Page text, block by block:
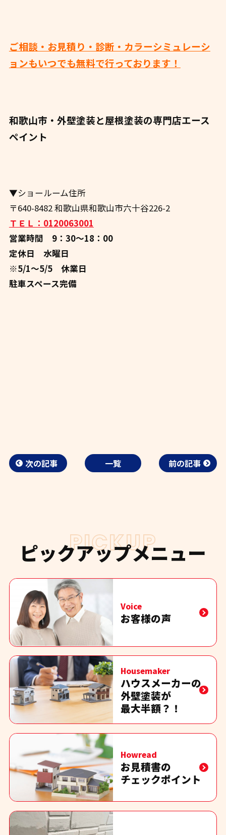
ご相談・お見積り・診断・カラーシミュレーシ
ョンもいつでも無料で行っております！
和歌山市・外壁塗装と屋根塗装の専門店エース
ペイント
▼ショールーム住所
〒640-8482 和歌山県和歌山市六十谷226-2
ＴＥＬ：0120063001
営業時間 9：30～18：00
定休日 水曜日
※5/1～5/5 休業日
駐車スペース完備
次の記事 一覧 前の記事
PICKUP
ピックアップメニュー
Voice
お客様の声
Housemaker
ハウスメーカーの
外壁塗装が
最大半額？！
Howread
お見積書の
チェックポイント